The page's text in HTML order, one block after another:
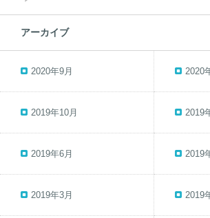
アーカイブ
2020年9月 2020
2019年10月 2019
2019年6月 2019
2019年3月 2019